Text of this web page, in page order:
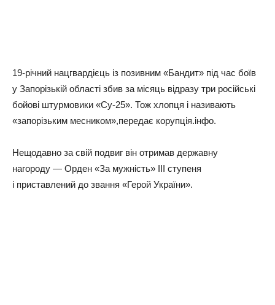
19-річний нацгвардієць із позивним «Бандит» під час боїв
у Запорізькій області збив за місяць відразу три російські
бойові штурмовики «Су-25». Тож хлопця і називають
«запорізьким месником»,передає корупція.інфо.
Нещодавно за свій подвиг він отримав державну
нагороду — Орден «За мужність» III ступеня
і приставлений до звання «Герой України».